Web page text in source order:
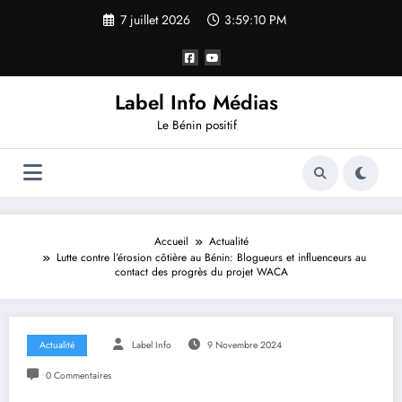
7 juillet 2026 3:59:11 PM
Label Info Médias
Le Bénin positif
Accueil
Actualité
Lutte contre l’érosion côtière au Bénin: Blogueurs et influenceurs au
contact des progrès du projet WACA
Actualité Label Info 9 Novembre 2024
0 Commentaires